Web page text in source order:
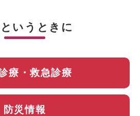
いうときに
療・救急診療
防災情報